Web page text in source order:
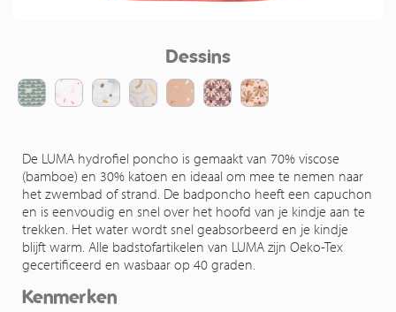
Dessins
De LUMA hydrofiel poncho is gemaakt van 70% viscose
(bamboe) en 30% katoen en ideaal om mee te nemen naar
het zwembad of strand. De badponcho heeft een capuchon
en is eenvoudig en snel over het hoofd van je kindje aan te
trekken. Het water wordt snel geabsorbeerd en je kindje
blijft warm. Alle badstofartikelen van LUMA zijn Oeko-Tex
gecertificeerd en wasbaar op 40 graden.
Kenmerken